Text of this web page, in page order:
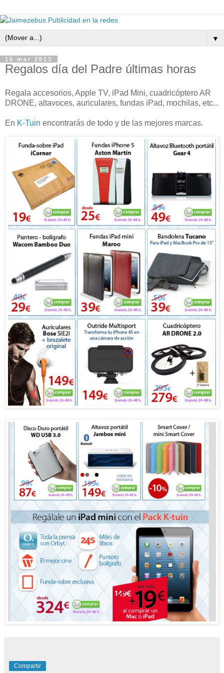
▼
15 mar 2013
Regalos día del Padre últimas horas
Regala accesorios, Apple TV, iPad Mini, cuadricóptero AR
DRONE, altavoces, auriculares, fundas iPad, mochilas, etc...
En K-Tuin encontrarás de todo y de las mejores marcas.
Compartir